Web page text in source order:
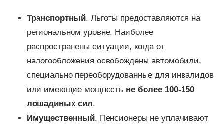
Транспортный. Льготы предоставляются на
региональном уровне. Наиболее
распространены ситуации, когда от
налогообложения освобождены автомобили,
специально переоборудованные для инвалидов
или имеющие мощность не более 100-150
лошадиных сил.
Имущественный. Пенсионеры не уплачивают